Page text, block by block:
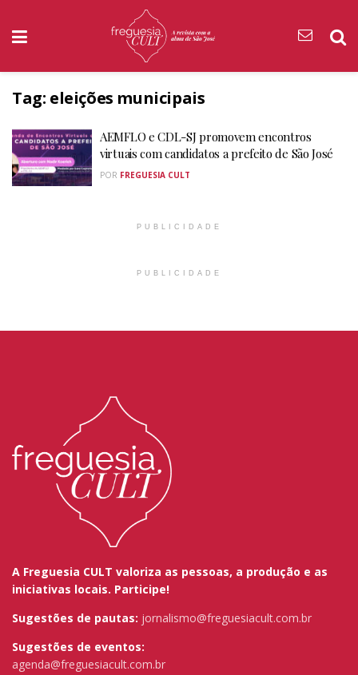
Tag: eleições municipais
AEMFLO e CDL-SJ promovem encontros
virtuais com candidatos a prefeito de São José
POR FREGUESIA CULT
PUBLICIDADE
PUBLICIDADE
A Freguesia CULT valoriza as pessoas, a produção e as
iniciativas locais. Participe!
Sugestões de pautas: jornalismo@freguesiacult.com.br
Sugestões de eventos:
agenda@freguesiacult.com.br